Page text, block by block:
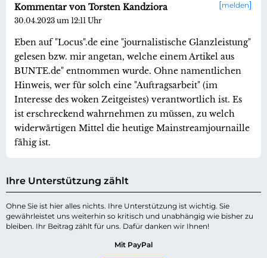
melden
Kommentar von Torsten Kandziora
30.04.2023 um 12:11 Uhr
Eben auf "Locus".de eine "journalistische Glanzleistung"
gelesen bzw. mir angetan, welche einem Artikel aus
BUNTE.de" entnommen wurde. Ohne namentlichen
Hinweis, wer für solch eine "Auftragsarbeit" (im
Interesse des woken Zeitgeistes) verantwortlich ist. Es
ist erschreckend wahrnehmen zu müssen, zu welch
widerwärtigen Mittel die heutige Mainstreamjournaille
fähig ist.
Ihre Unterstützung zählt
Ohne Sie ist hier alles nichts. Ihre Unterstützung ist wichtig. Sie
gewährleistet uns weiterhin so kritisch und unabhängig wie bisher zu
bleiben. Ihr Beitrag zählt für uns. Dafür danken wir Ihnen!
Mit PayPal